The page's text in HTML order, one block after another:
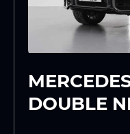
DOUBLE